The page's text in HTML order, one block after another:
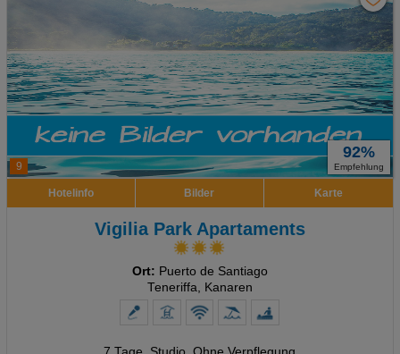
9
92%
Empfehlung
Hotelinfo Bilder Karte
Vigilia Park Apartaments
Ort: Puerto de Santiago
Teneriffa, Kanaren